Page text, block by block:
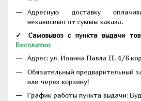
Адресную доставку
независимо от суммы заказа.
✓ Самовывоз с пункта выдачи
Бесплатно
Адрес: ул. Иоанна Павла II, 4/6
Обязательный предварительный
или через корзину!
График работы пункта выдачи: